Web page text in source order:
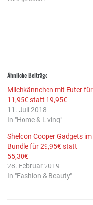
neuem
Ähnliche Beiträge
Milchkännchen mit Euter für
11,95€ statt 19,95€
11. Juli 2018
In "Home & Living"
Sheldon Cooper Gadgets im
Bundle für 29,95€ statt
55,30€
28. Februar 2019
In "Fashion & Beauty"